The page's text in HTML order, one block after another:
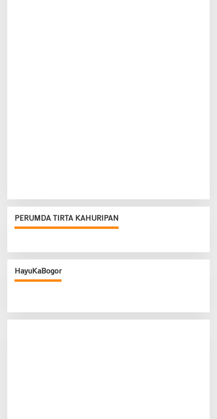
PERUMDA TIRTA KAHURIPAN
HayuKaBogor